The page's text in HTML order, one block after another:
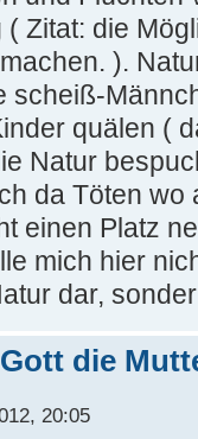
Zitat: die
).
scheiß-
quälen (
Natur
da Töten wo
einen Platz
mich hier
dar,
die
20:05